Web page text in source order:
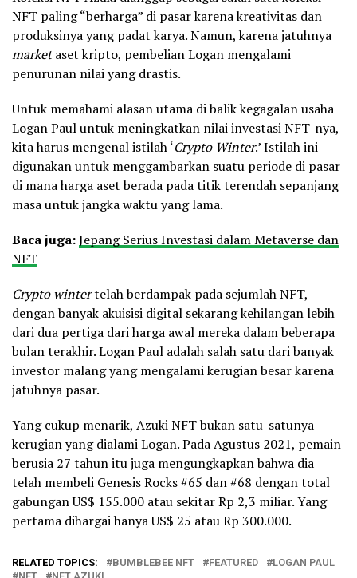
NFT paling “berharga” di pasar karena kreativitas dan
produksinya yang padat karya. Namun, karena jatuhnya
marketaset kripto, pembelian Logan mengalami
penurunan nilai yang drastis.
Untuk memahami alasan utama di balik kegagalan usaha
Logan Paul untuk meningkatkan nilai investasi NFT-nya,
kita harus mengenal istilah ‘Crypto Winter.’ Istilah ini
digunakan untuk menggambarkan suatu periode di pasar
di mana harga aset berada pada titik terendah sepanjang
masa untuk jangka waktu yang lama.
Baca juga:Jepang Serius Investasi dalam Metaverse dan
NFT
Crypto wintertelah berdampak pada sejumlah NFT,
dengan banyak akuisisi digital sekarang kehilangan lebih
dari dua pertiga dari harga awal mereka dalam beberapa
bulan terakhir. Logan Paul adalah salah satu dari banyak
investor malang yang mengalami kerugian besar karena
jatuhnya pasar.
Yang cukup menarik, Azuki NFT bukan satu-satunya
kerugian yang dialami Logan. Pada Agustus 2021, pemain
berusia 27 tahun itu juga mengungkapkan bahwa dia
telah membeli Genesis Rocks #65 dan #68 dengan total
gabungan US$ 155.000 atau sekitar Rp 2,3 miliar. Yang
pertama dihargai hanya US$ 25 atau Rp 300.000.
RELATED TOPICS: BUMBLEBEE NFT FEATURED
LOGAN PAUL